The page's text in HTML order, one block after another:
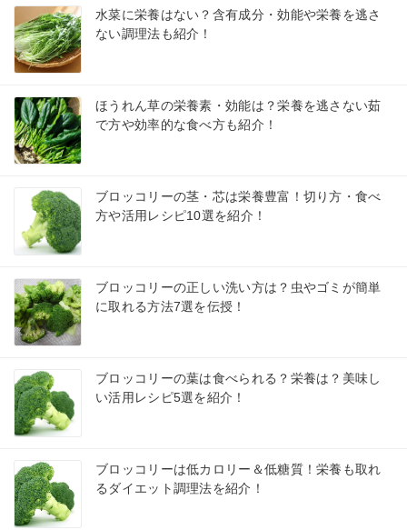
水菜に栄養はない？含有成分・効能や栄養を逃さ
ない調理法も紹介！
ほうれん草の栄養素・効能は？栄養を逃さない茹
で方や効率的な食べ方も紹介！
ブロッコリーの茎・芯は栄養豊富！切り方・食べ
方や活用レシピ10選を紹介！
ブロッコリーの正しい洗い方は？虫やゴミが簡単
に取れる方法7選を伝授！
ブロッコリーの葉は食べられる？栄養は？美味し
い活用レシピ5選を紹介！
ブロッコリーは低カロリー＆低糖質！栄養も取れ
るダイエット調理法を紹介！